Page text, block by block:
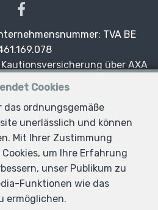
Cookies
das ordnungsgemäße
unerlässlich und können
Mit Ihrer Zustimmung
um Ihre Erfahrung
unser Publikum zu
Funktionen wie das
ermöglichen.
TVA BE
über AXA
ausgeübt werden.
– Immobilienexperten
Immobilienmaklerin und
I.P.I in Belgien Nr. 502 946
Immobilienmakler I.P.I. in
zugelassen durch die Kammer
in Belgien (CIBEX) Nr. 2013